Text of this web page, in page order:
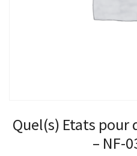
Quel(s) Etats
– NF-